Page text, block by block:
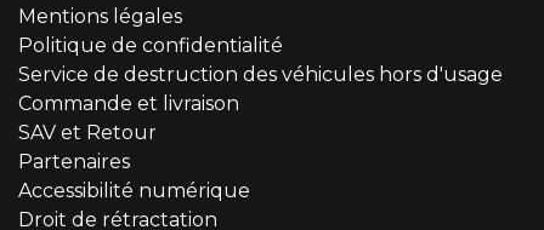
Mentions légales
Politique de confidentialité
Service de destruction des véhicules hors d'usage
Commande et livraison
SAV et Retour
Partenaires
Accessibilité numérique
Droit de rétractation